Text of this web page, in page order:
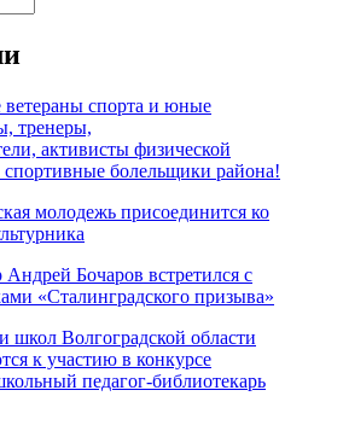
спорта и юные
тренеры,
активисты физической
спортивные болельщики района!
молодежь присоединится ко
Андрей Бочаров встретился с
«Сталинградского призыва»
школ Волгоградской области
к участию в конкурсе
педагог-библиотекарь